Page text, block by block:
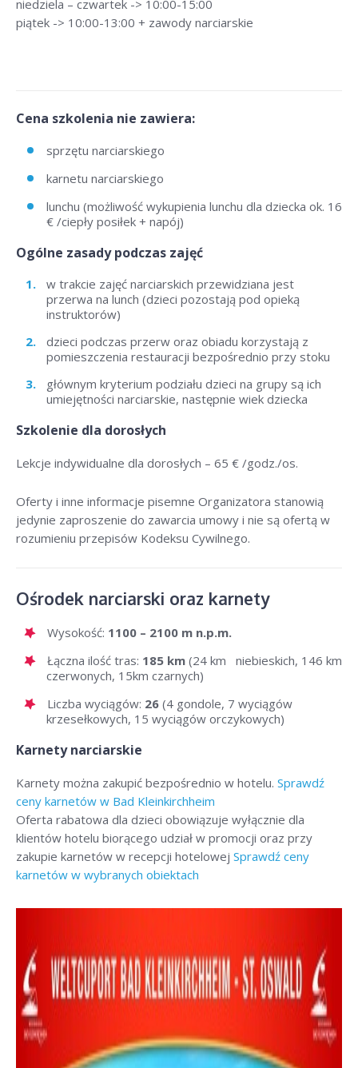
niedziela – czwartek -> 10:00-15:00
piątek -> 10:00-13:00 + zawody narciarskie
Cena szkolenia nie zawiera:
sprzętu narciarskiego
karnetu narciarskiego
lunchu (możliwość wykupienia lunchu dla dziecka ok. 16
€ /ciepły posiłek + napój)
Ogólne zasady podczas zajęć
w trakcie zajęć narciarskich przewidziana jest
przerwa na lunch (dzieci pozostają pod opieką
instruktorów)
dzieci podczas przerw oraz obiadu korzystają z
pomieszczenia restauracji bezpośrednio przy stoku
głównym kryterium podziału dzieci na grupy są ich
umiejętności narciarskie, następnie wiek dziecka
Szkolenie dla dorosłych
Lekcje indywidualne dla dorosłych – 65 € /godz./os.
Oferty i inne informacje pisemne Organizatora stanowią
jedynie zaproszenie do zawarcia umowy i nie są ofertą w
rozumieniu przepisów Kodeksu Cywilnego.
Ośrodek narciarski oraz karnety
Wysokość: 1100 – 2100 m n.p.m.
Łączna ilość tras: 185 km (24 km niebieskich, 146 km
czerwonych, 15km czarnych)
Liczba wyciągów: 26 (4 gondole, 7 wyciągów
krzesełkowych, 15 wyciągów orczykowych)
Karnety narciarskie
Karnety można zakupić bezpośrednio w hotelu. Sprawdź
ceny karnetów w Bad Kleinkirchheim
Oferta rabatowa dla dzieci obowiązuje wyłącznie dla
klientów hotelu biorącego udział w promocji oraz przy
zakupie karnetów w recepcji hotelowej Sprawdź ceny
karnetów w wybranych obiektach